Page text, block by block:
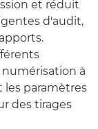
et réduit
d'audit,
à
les paramètres
des tirages